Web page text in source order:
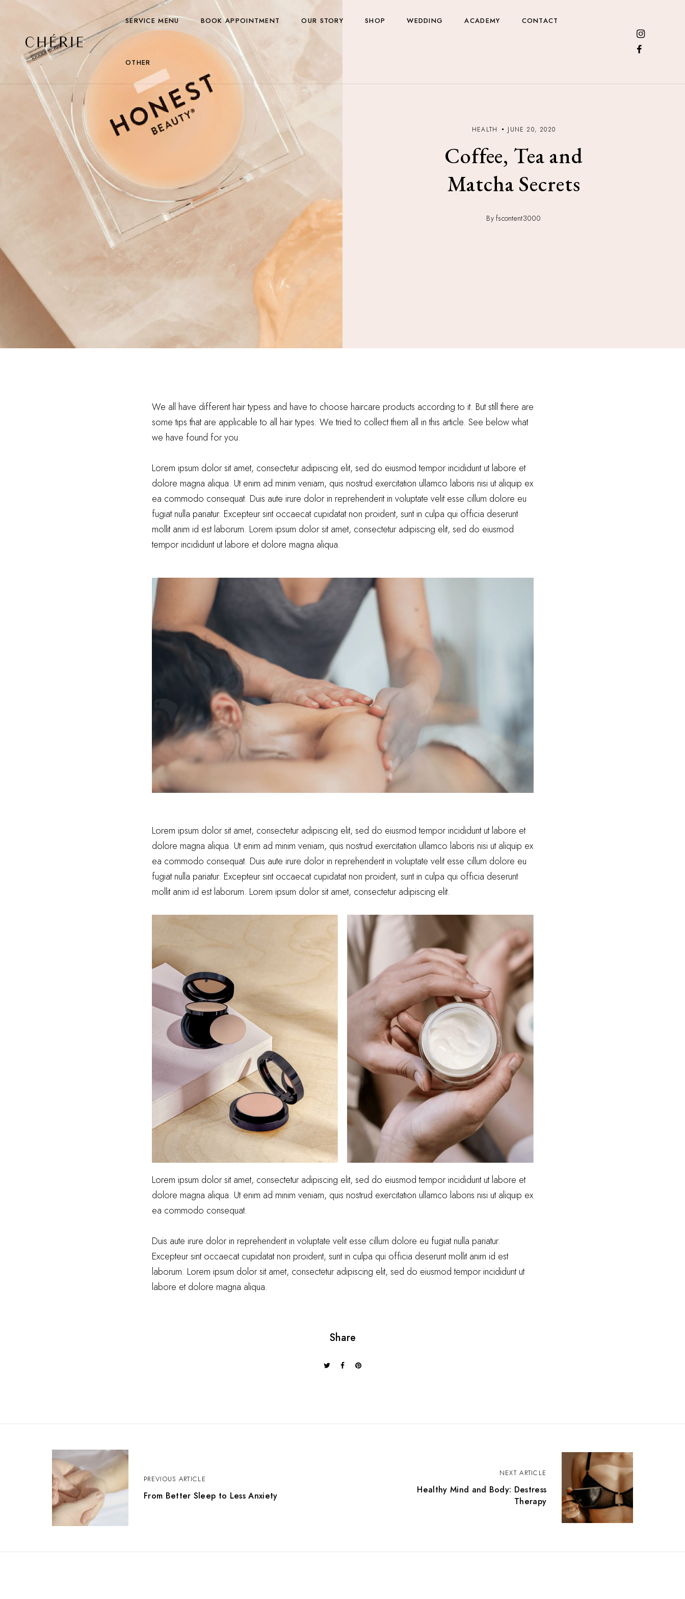
SERVICE MENU BOOK APPOINTMENT OUR STORY SHOP WEDDING ACADEMY CONTACT
OTHER
HEALTH JUNE 20, 2020
Coffee, Tea and
Matcha Secrets
By fscontent3000
We all have different hair typess and have to choose haircare products according to it. But still there are
some tips that are applicable to all hair types. We tried to collect them all in this article. See below what
we have found for you.
Lorem ipsum dolor sit amet, consectetur adipiscing elit, sed do eiusmod tempor incididunt ut labore et
dolore magna aliqua. Ut enim ad minim veniam, quis nostrud exercitation ullamco laboris nisi ut aliquip ex
ea commodo consequat. Duis aute irure dolor in reprehenderit in voluptate velit esse cillum dolore eu
fugiat nulla pariatur. Excepteur sint occaecat cupidatat non proident, sunt in culpa qui officia deserunt
mollit anim id est laborum. Lorem ipsum dolor sit amet, consectetur adipiscing elit, sed do eiusmod
tempor incididunt ut labore et dolore magna aliqua.
Lorem ipsum dolor sit amet, consectetur adipiscing elit, sed do eiusmod tempor incididunt ut labore et
dolore magna aliqua. Ut enim ad minim veniam, quis nostrud exercitation ullamco laboris nisi ut aliquip ex
ea commodo consequat. Duis aute irure dolor in reprehenderit in voluptate velit esse cillum dolore eu
fugiat nulla pariatur. Excepteur sint occaecat cupidatat non proident, sunt in culpa qui officia deserunt
mollit anim id est laborum. Lorem ipsum dolor sit amet, consectetur adipiscing elit.
Lorem ipsum dolor sit amet, consectetur adipiscing elit, sed do eiusmod tempor incididunt ut labore et
dolore magna aliqua. Ut enim ad minim veniam, quis nostrud exercitation ullamco laboris nisi ut aliquip ex
ea commodo consequat.
Duis aute irure dolor in reprehenderit in voluptate velit esse cillum dolore eu fugiat nulla pariatur.
Excepteur sint occaecat cupidatat non proident, sunt in culpa qui officia deserunt mollit anim id est
laborum. Lorem ipsum dolor sit amet, consectetur adipiscing elit, sed do eiusmod tempor incididunt ut
labore et dolore magna aliqua.
Share
P
o
PREVIOUS ARTICLE
From Better Sleep to Less Anxiety
NEXT ARTICLE
Healthy Mind and Body: Destress
Therapy